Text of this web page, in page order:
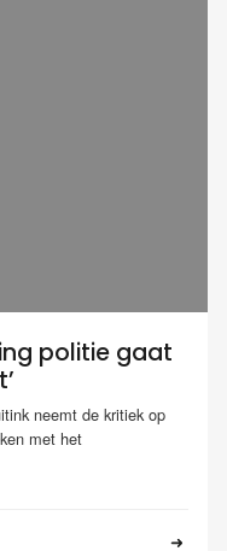
politie gaat
neemt de kritiek op
met het